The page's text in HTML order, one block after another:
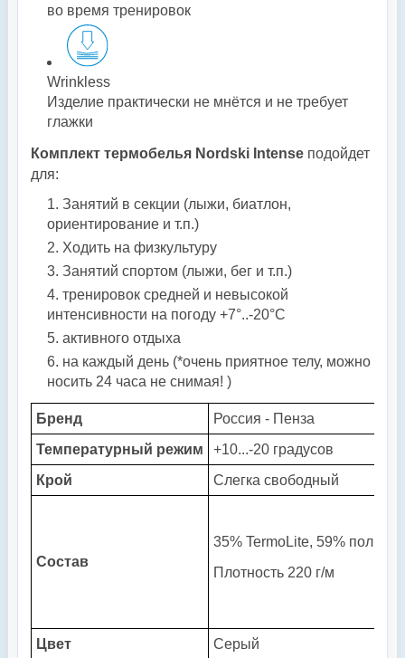
во время тренировок
Wrinkless
Изделие практически не мнётся и не требует
глажки
Комплект термобелья Nordski Intense подойдет
для:
Занятий в секции (лыжи, биатлон,
ориентирование и т.п.)
Ходить на физкультуру
Занятий спортом (лыжи, бег и т.п.)
тренировок средней и невысокой
интенсивности на погоду +7°..-20°С
активного отдыха
на каждый день (*очень приятное телу, можно
носить 24 часа не снимая! )
Бренд
Россия - Пенза
Температурный режим
+10...-20 градусов
Крой
Слегка свободный
Состав
35% TermoLite, 59%
Плотность 220 г/м
Цвет Серый